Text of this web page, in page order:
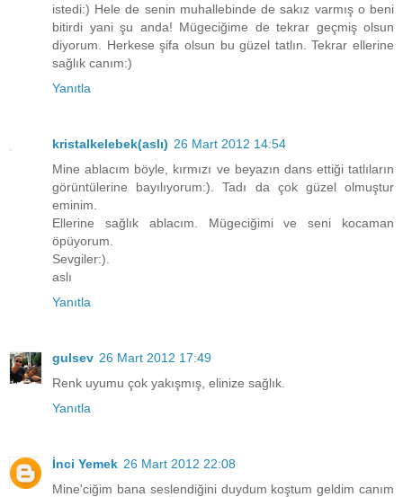
istedi:) Hele de senin muhallebinde de sakız varmış o beni
bitirdi yani şu anda! Mügeciğime de tekrar geçmiş olsun
diyorum. Herkese şifa olsun bu güzel tatlın. Tekrar ellerine
sağlık canım:)
Yanıtla
kristalkelebek(aslı) 26 Mart 2012 14:54
Mine ablacım böyle, kırmızı ve beyazın dans ettiği tatlıların
görüntülerine bayılıyorum:). Tadı da çok güzel olmuştur
eminim.
Ellerine sağlık ablacım. Mügeciğimi ve seni kocaman
öpüyorum.
Sevgiler:).
aslı
Yanıtla
gulsev 26 Mart 2012 17:49
Renk uyumu çok yakışmış, elinize sağlık.
Yanıtla
İnci Yemek 26 Mart 2012 22:08
Mine'ciğim bana seslendiğini duydum koştum geldim canım